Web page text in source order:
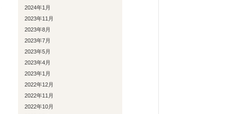
2024年1月
2023年11月
2023年8月
2023年7月
2023年5月
2023年4月
2023年1月
2022年12月
2022年11月
2022年10月